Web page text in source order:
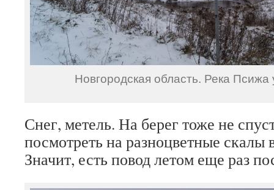
Новгородская область. Река
Снег, метель. На берег тоже не
посмотреть на разноцветные скалы
Значит, есть повод летом еще раз